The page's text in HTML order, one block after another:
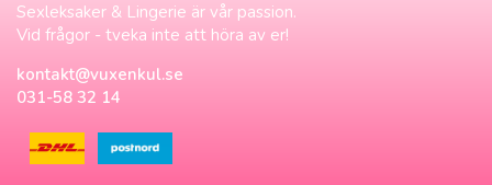
Sexleksaker & Lingerie är vår passion.
Vid frågor - tveka inte att höra av er!
kontakt@vuxenkul.se
031-58 32 14